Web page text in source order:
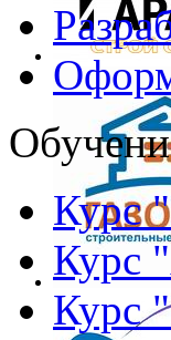
Курс
Курс
Курс